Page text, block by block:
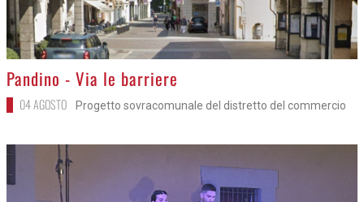
>
Pandino - Via le barriere
04 AGOSTO Progetto sovracomunale del distretto del commercio